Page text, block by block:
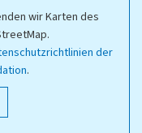
wir Karten des
der
.